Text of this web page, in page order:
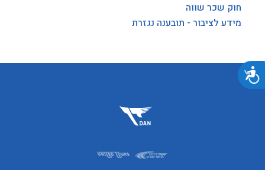
נגישות
חוק שכר שווה
מידע לציבור - תובענה נגזרת